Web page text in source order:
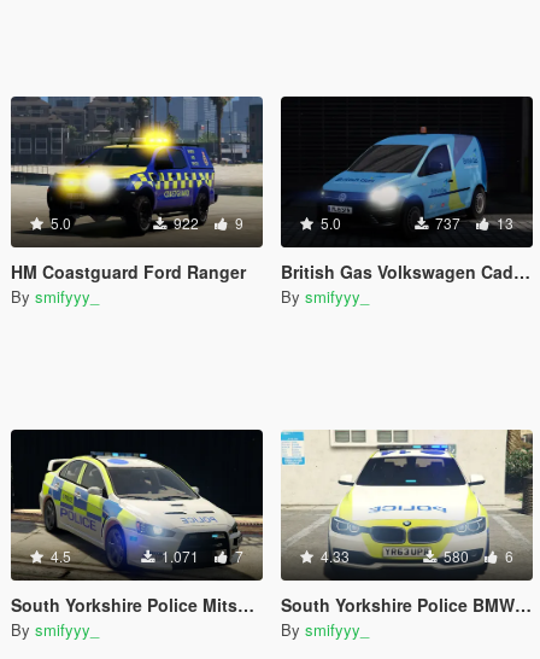
5.0 922 9
HM Coastguard Ford Ranger
By smifyyy_
5.0 737 13
British Gas Volkswagen Caddy Skin
By smifyyy_
4.5 1.071 7
South Yorkshire Police Mitsubishi Evo X
By smifyyy_
4.33 580 6
South Yorkshire Police BMW 330d (White)
By smifyyy_